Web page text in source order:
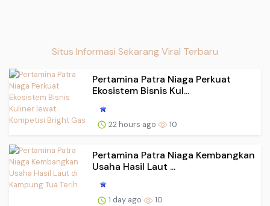
Situs Informasi Sekarang Viral Terbaru
Pertamina Patra Niaga Perkuat
Ekosistem Bisnis Kul...
22 hours ago 10
Pertamina Patra Niaga Kembangkan
Usaha Hasil Laut ...
1 day ago 10